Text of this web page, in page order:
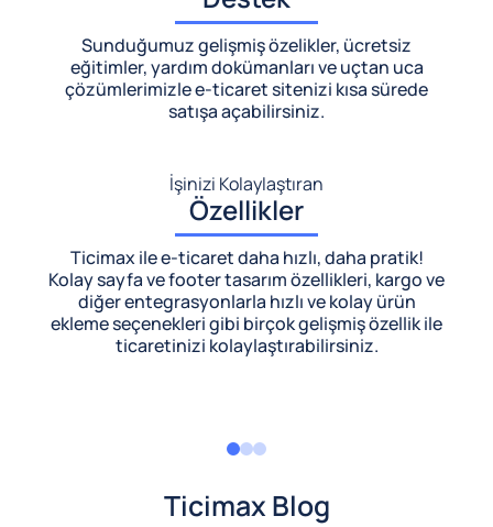
Sunduğumuz gelişmiş özelikler, ücretsiz
eğitimler, yardım dokümanları ve uçtan uca
çözümlerimizlee-ticaret sitenizi kısa sürede
satışa açabilirsiniz.
İşinizi Kolaylaştıran
Özellikler
Ticimax ile e-ticaret daha hızlı, daha pratik!
Kolay sayfa ve footer tasarım özellikleri, kargo ve
diğer entegrasyonlarla hızlı ve kolay ürün
ekleme seçenekleri gibi birçok gelişmiş özellik ile
ticaretinizi kolaylaştırabilirsiniz.
Ticimax Blog